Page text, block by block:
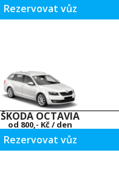
Rezervovat vůz
ŠKODA OCTAVIA
od 800,- Kč/ den
Rezervovat vůz